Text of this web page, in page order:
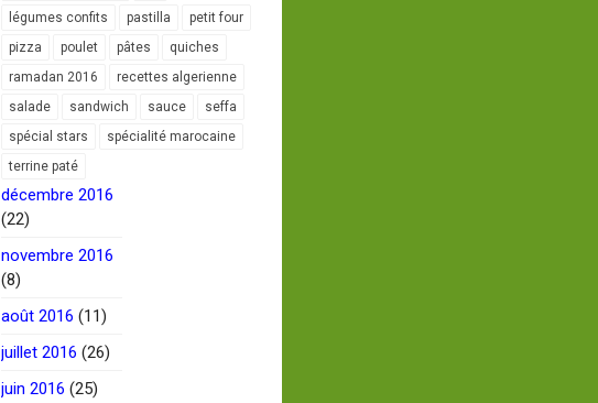
légumes confits
pastilla
petit four
pizza
poulet pâtes
quiches
ramadan 2016
recettes algerienne
salade
sandwich sauce
seffa
spécial stars
spécialité marocaine
terrine paté
décembre 2016
(22)
novembre 2016
(8)
août 2016 (11)
juillet 2016 (26)
juin 2016 (25)